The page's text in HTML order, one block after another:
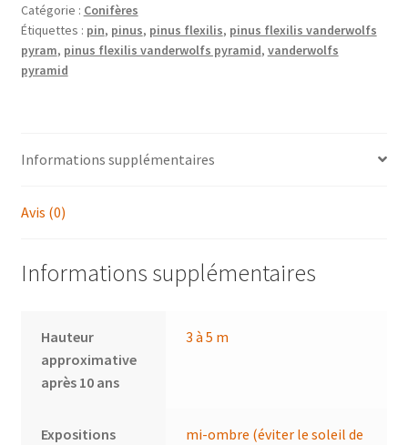
Pyramid'
Catégorie : Conifères
Étiquettes : pin, pinus, pinus flexilis, pinus flexilis vanderwolfs
pyram, pinus flexilis vanderwolfs pyramid, vanderwolfs
pyramid
Informations supplémentaires
Avis (0)
Informations supplémentaires
Hauteur
approximative
après 10 ans
3 à 5 m
Expositions
mi-ombre (éviter le soleil de